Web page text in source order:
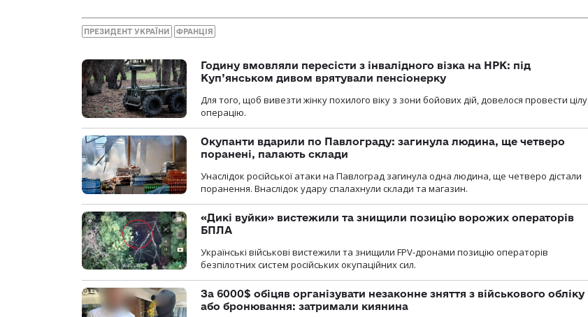
ПРЕЗИДЕНТ УКРАЇНИ ФРАНЦІЯ
Годину вмовляли пересісти з інвалідного візка на НРК: під
Куп’янськом дивом врятували пенсіонерку
Для того, щоб вивезти жінку похилого віку з зони бойових дій, довелося провести цілу
операцію.
Окупанти вдарили по Павлограду: загинула людина, ще четверо
поранені, палають склади
Унаслідок російської атаки на Павлоград загинула одна людина, ще четверо дістали
поранення. Внаслідок удару спалахнули склади та магазин.
«Дикі вуйки» вистежили та знищили позицію ворожих операторів
БПЛА
Українські військові вистежили та знищили FPV-дронами позицію операторів
безпілотних систем російських окупаційних сил.
За 6000$ обіцяв організувати незаконне зняття з військового обліку
або бронювання: затримали киянина